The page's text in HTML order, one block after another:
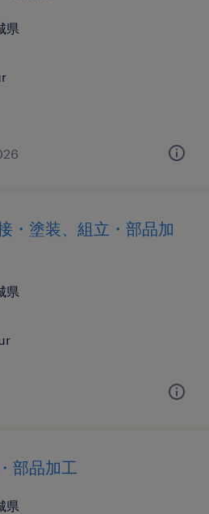
県
・塗装、組立・部品加
県
部品加工
県